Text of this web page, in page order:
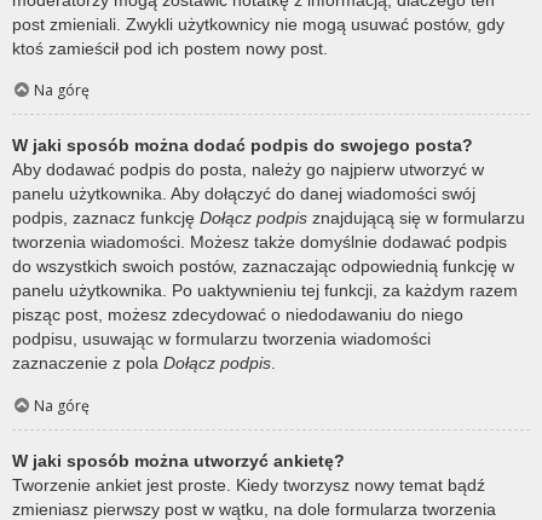
post zmieniali. Zwykli użytkownicy nie mogą usuwać postów, gdy
ktoś zamieścił pod ich postem nowy post.
Na górę
W jaki sposób można dodać podpis do swojego posta?
Aby dodawać podpis do posta, należy go najpierw utworzyć w
panelu użytkownika. Aby dołączyć do danej wiadomości swój
podpis, zaznacz funkcję Dołącz podpis znajdującą się w formularzu
tworzenia wiadomości. Możesz także domyślnie dodawać podpis
do wszystkich swoich postów, zaznaczając odpowiednią funkcję w
panelu użytkownika. Po uaktywnieniu tej funkcji, za każdym razem
pisząc post, możesz zdecydować o niedodawaniu do niego
podpisu, usuwając w formularzu tworzenia wiadomości
zaznaczenie z pola Dołącz podpis.
Na górę
W jaki sposób można utworzyć ankietę?
Tworzenie ankiet jest proste. Kiedy tworzysz nowy temat bądź
zmieniasz pierwszy post w wątku, na dole formularza tworzenia